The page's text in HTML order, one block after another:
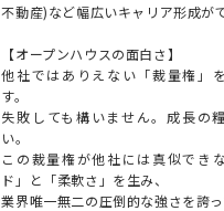
不動産)など幅広いキャリア形成が
【オープンハウスの面白さ】
他社ではありえない「裁量権」
す。
失敗しても構いません。成長の
い。
この裁量権が他社には真似でき
ド」と「柔軟さ」を生み、
業界唯一無二の圧倒的な強さを誇っ